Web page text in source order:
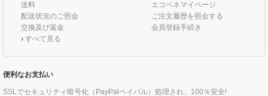
送料
配送状況のご照会
交換及び返金
› すべて見る
エコベネマイページ
ご注文履歴を照会する
会員登録手続き
便利なお支払い
SSLでセキュリティ暗号化（PayPalペイパル）処理され、100％安全!